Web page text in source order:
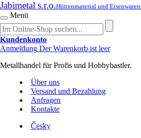
Jabimetal s.r.o.Hüttenmaterial und
Menü
Kundenkonto
Anmeldung Der Warenkorb ist leer
Metallhandel für Profis und Hobbybastler.
Über uns
Versand und Bezahlung
Anfragen
Kontakte
Česky